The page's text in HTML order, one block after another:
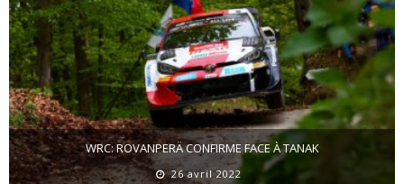
WRC: ROVANPERÄ CONFIRME FACE À TANAK
26 avril 2022